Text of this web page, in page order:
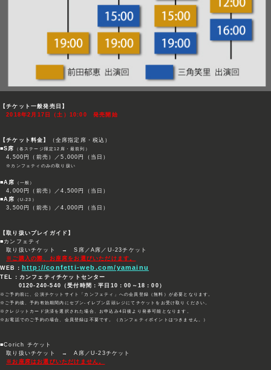
【チケット一般発売日】
2018年2月17日（土）10:00 発売開始
【チケット料金】
（全席指定席・税込）
■S席
（各ステージ限定12席・最前列）
4,500円（前売）／5,000円（当日）
※カンフェティのみの取り扱い
■A席 （一般）
4,000円（前売）／4,500円（当日）
■A席
（U-23）
3,500円（前売）／4,000円（当日）
【取り扱いプレイガイド】
■カンフェティ
取り扱いチケット → S席／A席／U-23チケット
※ご購入の際、お座席をお選びいただけます。
WEB： http://confetti-web.com/yamainu
TEL：カンフェティチケットセンター
0120-240-540（受付時間：平日10：00～18：00）
※ご予約前に、公演チケットサイト「カンフェティ」への会員登録（無料）が必要となります。
※ご予約後、予約有効期間内にセブン-イレブン店頭レジにてチケットをお受け取りください。
※クレジットカード決済を選択された場合、お申込み4日後より発券可能となります。
※お電話でのご予約の場合、会員登録は不要です。（カンフェティポイントはつきません。）
■Corich チケット
取り扱いチケット → A席／U-23チケット
※お座席はお選びいただけません。